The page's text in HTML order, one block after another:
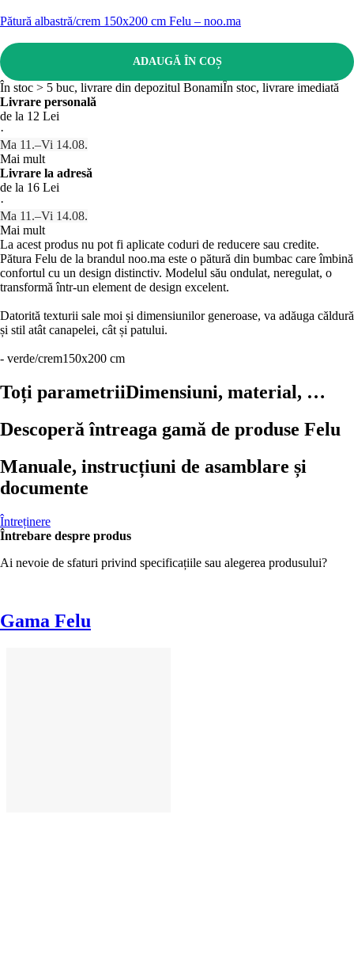
Pătură albastră/crem 150x200 cm Felu – noo.ma
ADAUGĂ ÎN COȘ
În stoc > 5 buc, livrare din depozitul BonamiÎn stoc, livrare imediată
Livrare personală
de la 12 Lei
·
Ma 11.–Vi 14.08.
Mai mult
Livrare la adresă
de la 16 Lei
·
Ma 11.–Vi 14.08.
Mai mult
La acest produs nu pot fi aplicate coduri de reducere sau credite.
Pătura Felu de la brandul noo.ma este o pătură din bumbac care îmbină
confortul cu un design distinctiv. Modelul său ondulat, neregulat, o
transformă într-un element de design excelent.
Datorită texturii sale moi și dimensiunilor generoase, va adăuga căldură
și stil atât canapelei, cât și patului.
- verde/crem150x200 cm
Toți parametriiDimensiuni, material, …
Descoperă întreaga gamă de produse Felu
Manuale, instrucțiuni de asamblare și
documente
Întreținere
Întrebare despre produs
Ai nevoie de sfaturi privind specificațiile sau alegerea produsului?
Gama Felu